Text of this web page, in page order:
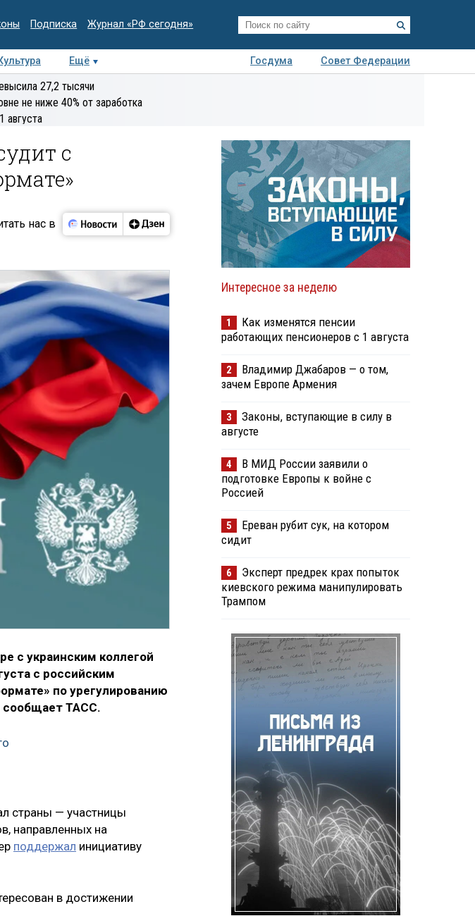
Подписка Журнал «РФ сегодня»
Ещё Госдума
Совет Федерации
Колумнисты
экспертиза
27,2 тысячи
не ниже 40% от заработка
августа
с
нас в
с украинским коллегой
с российским
по урегулированию
сообщает ТАСС.
страны — участницы
направленных на
поддержал инициативу
в достижении
Интересное за неделю
1
Как изменятся пенсии
работающих пенсионеров с 1 августа
2
Владимир Джабаров — о том,
зачем Европе Армения
3
Законы, вступающие в силу в
августе
4
В МИД России заявили о
подготовке Европы к войне с
Россией
5
Ереван рубит сук, на котором
сидит
6
Эксперт предрек крах попыток
киевского режима манипулировать
Трампом